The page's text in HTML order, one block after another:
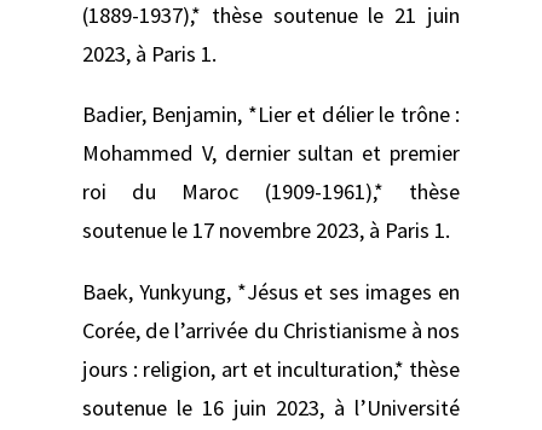
(1889-1937),* thèse soutenue le 21 juin
2023, à Paris 1.
Badier, Benjamin, *Lier et délier le trône :
Mohammed V, dernier sultan et premier
roi du Maroc (1909-1961),* thèse
soutenue le 17 novembre 2023, à Paris 1.
Baek, Yunkyung, *Jésus et ses images en
Corée, de l’arrivée du Christianisme à nos
jours : religion, art et inculturation,* thèse
soutenue le 16 juin 2023, à l’Université